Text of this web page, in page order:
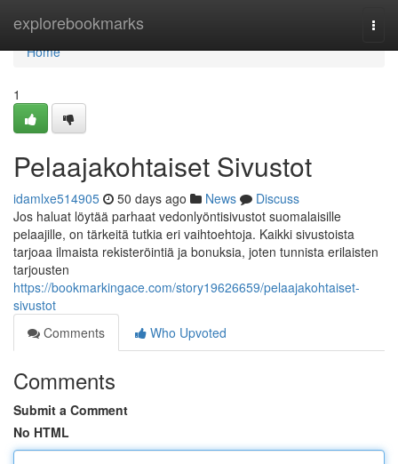
explorebookmarks
Home
Home
1
Pelaajakohtaiset Sivustot
idamlxe514905 50 days ago News
Discuss
Jos haluat löytää parhaat vedonlyöntisivustot suomalaisille
pelaajille, on tärkeitä tutkia eri vaihtoehtoja. Kaikki sivustoista
tarjoaa ilmaista rekisteröintiä ja bonuksia, joten tunnista erilaisten
tarjousten
https://bookmarkingace.com/story19626659/pelaajakohtaiset-
sivustot
Comments
Who Upvoted
Comments
Submit a Comment
No HTML